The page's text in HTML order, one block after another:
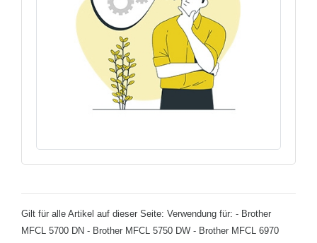
Gilt für alle Artikel auf dieser Seite: Verwendung für: - Brother
MFCL 5700 DN - Brother MFCL 5750 DW - Brother MFCL 6970